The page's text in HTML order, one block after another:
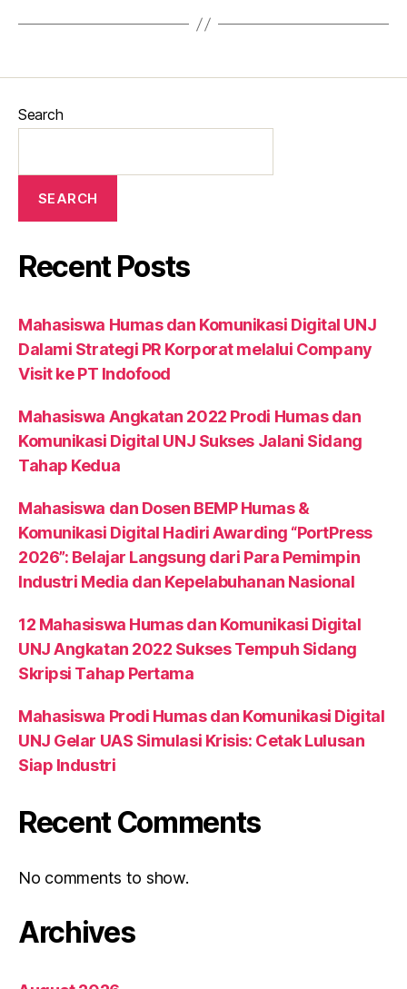
Search
SEARCH
Recent Posts
Mahasiswa Humas dan Komunikasi Digital UNJ
Dalami Strategi PR Korporat melalui Company
Visit ke PT Indofood
Mahasiswa Angkatan 2022 Prodi Humas dan
Komunikasi Digital UNJ Sukses Jalani Sidang
Tahap Kedua
Mahasiswa dan Dosen BEMP Humas &
Komunikasi Digital Hadiri Awarding “PortPress
2026”: Belajar Langsung dari Para Pemimpin
Industri Media dan Kepelabuhanan Nasional
12 Mahasiswa Humas dan Komunikasi Digital
UNJ Angkatan 2022 Sukses Tempuh Sidang
Skripsi Tahap Pertama
Mahasiswa Prodi Humas dan Komunikasi Digital
UNJ Gelar UAS Simulasi Krisis: Cetak Lulusan
Siap Industri
Recent Comments
No comments to show.
Archives